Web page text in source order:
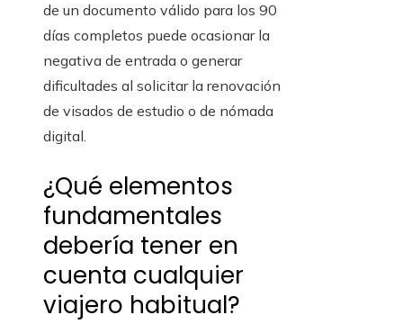
de un documento válido para los 90
días completos puede ocasionar la
negativa de entrada o generar
dificultades al solicitar la renovación
de visados de estudio o de nómada
digital.
¿Qué elementos
fundamentales
debería tener en
cuenta cualquier
viajero habitual?